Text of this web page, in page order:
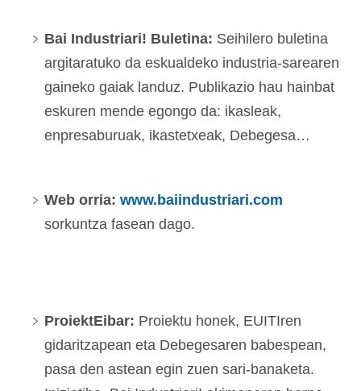
Bai Industriari! Buletina: Seihilero buletina
argitaratuko da eskualdeko industria-sarearen
gaineko gaiak landuz. Publikazio hau hainbat
eskuren mende egongo da: ikasleak,
enpresaburuak, ikastetxeak, Debegesa…
Web orria: www.baiindustriari.com
sorkuntza fasean dago.
ProiektEibar: Proiektu honek, EUITIren
gidaritzapean eta Debegesaren babespean,
pasa den astean egin zuen sari-banaketa.